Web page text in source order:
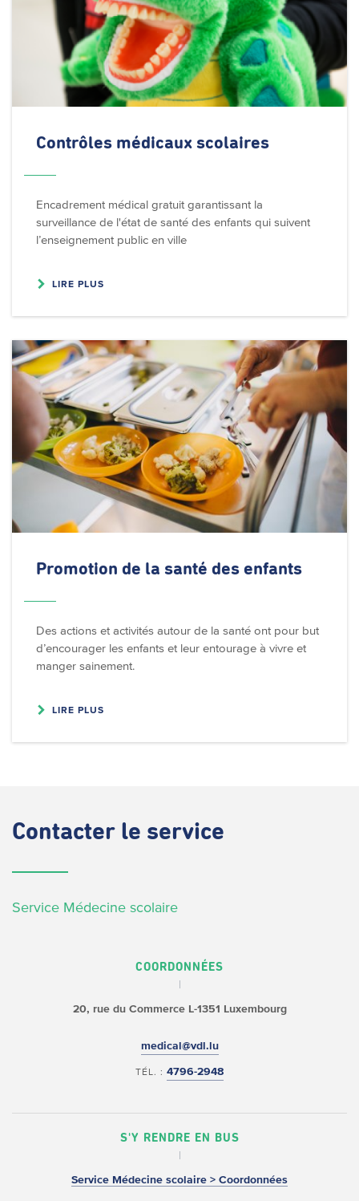
Contrôles médicaux scolaires
Encadrement médical gratuit garantissant la
surveillance de l'état de santé des enfants qui suivent
l’enseignement public en ville
LIRE PLUS
Promotion de la santé des enfants
Des actions et activités autour de la santé ont pour but
d’encourager les enfants et leur entourage à vivre et
manger sainement.
LIRE PLUS
Contacter le service
Service Médecine scolaire
COORDONNÉES
20, rue du CommerceL-1351 Luxembourg
medical@vdl.lu
TÉL. : 4796-2948
S'Y RENDRE EN BUS
Service Médecine scolaire > Coordonnées